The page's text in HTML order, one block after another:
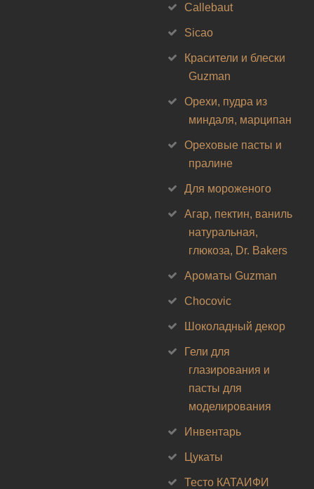
Callebaut
Sicao
Красители и блески
Guzman
Орехи, пудра из
миндаля, марципан
Ореховые пасты и
пралине
Для мороженого
Агар, пектин, ваниль
натуральная,
глюкоза, Dr. Bakers
Ароматы Guzman
Chocovic
Шоколадный декор
Гели для
глазирования и
пасты для
моделирования
Инвентарь
Цукаты
Тесто КАТАИФИ